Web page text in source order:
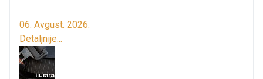
06. Avgust. 2026.
Detaljnije...